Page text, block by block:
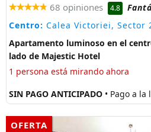
68 opiniones 4.8
Centro: Calea Victoriei, Sector
Apartamento luminoso en el
lado de Majestic Hotel
1 persona está mirando ahora
SIN PAGO ANTICIPADO • Pago a la
OFERTA